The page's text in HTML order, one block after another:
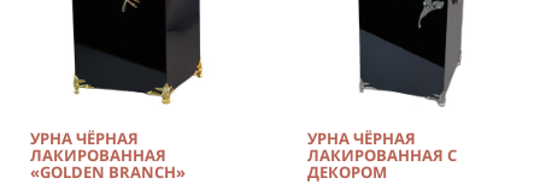
УРНА ЧЁРНАЯ
ЛАКИРОВАННАЯ
«GOLDEN BRANCH»
УРНА ЧЁРНАЯ
ЛАКИРОВАННАЯ С
ДЕКОРОМ